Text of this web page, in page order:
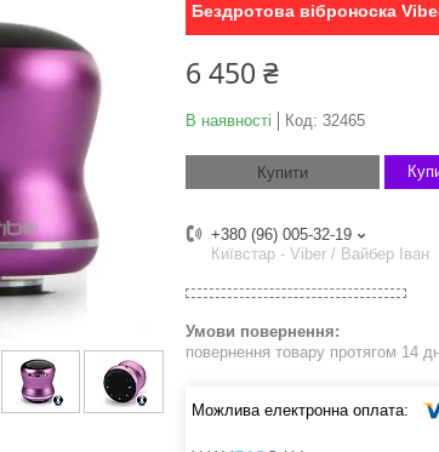
Бездротова віброноска
6 450 ₴
В наявності Код: 32465
Купити
+380 (96) 005-32-19
Київстар - Viber / Вайбер Іван
повернення товару протягом 14